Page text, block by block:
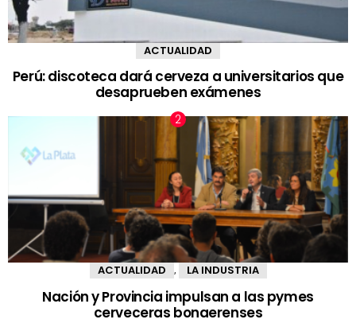
ACTUALIDAD
Perú: discoteca dará cerveza a universitarios que
desaprueben exámenes
ACTUALIDAD , LA INDUSTRIA
Nación y Provincia impulsan a las pymes
cerveceras bonaerenses